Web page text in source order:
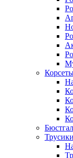
Трусики